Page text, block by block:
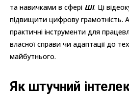
та навичками в сфері ШІ. Ці
підвищити цифрову грамотність.
практичні інструменти для
власної справи чи адаптації до
майбутнього.
Як штучний